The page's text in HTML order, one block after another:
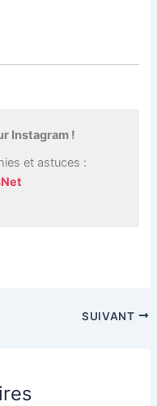
Instagram !
et astuces :
SUIVANT